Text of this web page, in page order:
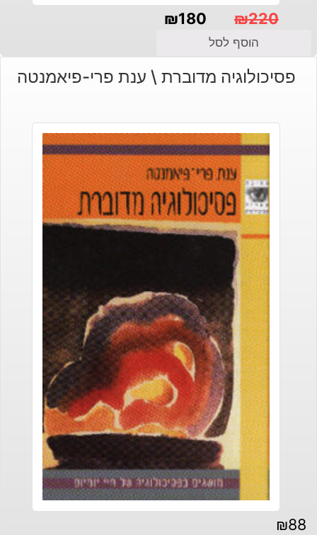
₪220
המקורי
היה:
₪180
הנוכחי
הוא:
הוסף לסל
פסיכולוגיה מדוברת \ ענת פרי-פיאמנטה
₪88